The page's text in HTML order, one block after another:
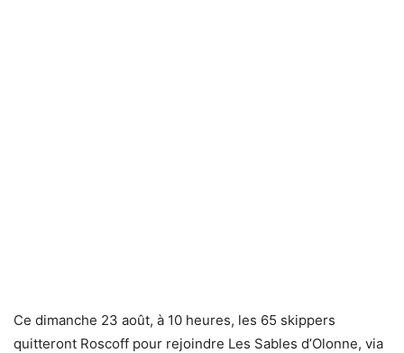
Ce dimanche 23 août, à 10 heures, les 65 skippers
quitteront Roscoff pour rejoindre Les Sables d’Olonne, via